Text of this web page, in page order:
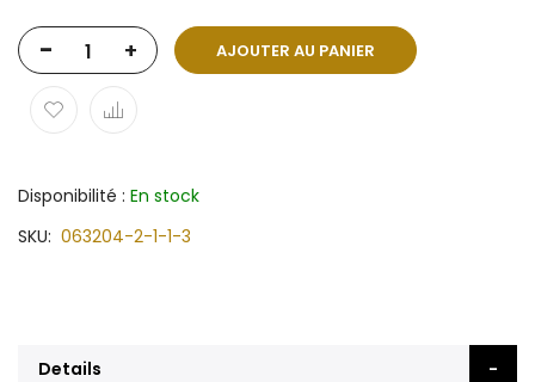
- + AJOUTER AU PANIER
Disponibilité : En stock
SKU 063204-2-1-1-3
Details